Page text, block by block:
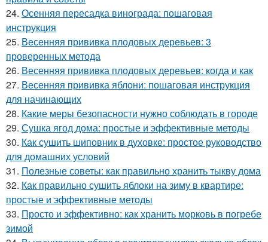
24. Осенняя пересадка винограда: пошаговая
инструкция
25. Весенняя прививка плодовых деревьев: 3
проверенных метода
26. Весенняя прививка плодовых деревьев: когда и как
27. Весенняя прививка яблони: пошаговая инструкция
для начинающих
28. Какие меры безопасности нужно соблюдать в городе
29. Сушка ягод дома: простые и эффективные методы
30. Как сушить шиповник в духовке: простое руководство
для домашних условий
31. Полезные советы: как правильно хранить тыкву дома
32. Как правильно сушить яблоки на зиму в квартире:
простые и эффективные методы
33. Просто и эффективно: как хранить морковь в погребе
зимой